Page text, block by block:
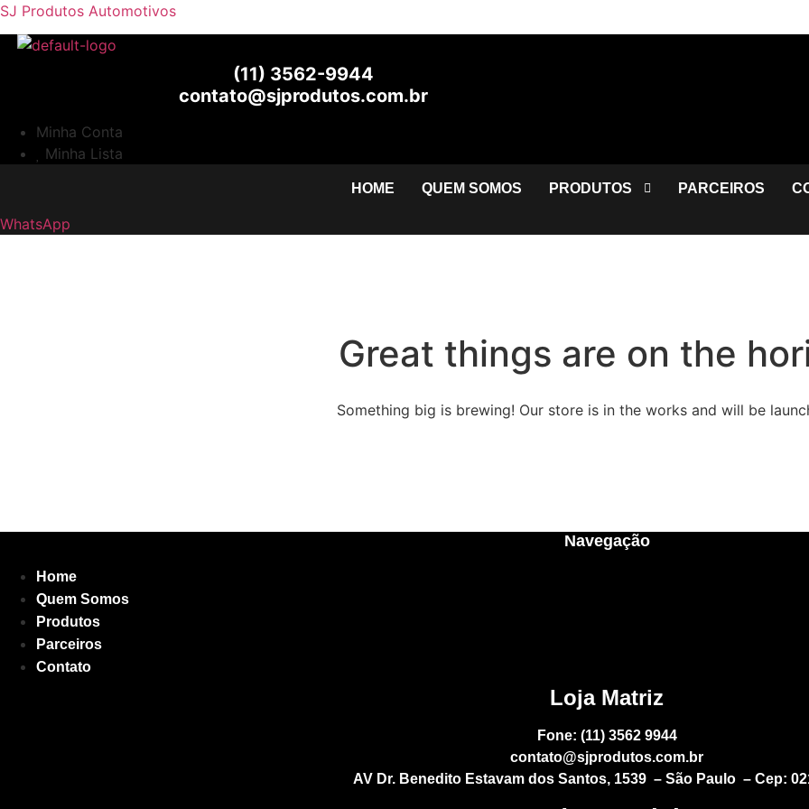
SJ Produtos Automotivos
(11) 3562-9944
contato@sjprodutos.com.br
Minha Conta
Minha Lista
HOME QUEM SOMOS PRODUTOS PARCEIROS
WhatsApp
Great things are on the
Something big is brewing! Our store is in the works and will be
Navegação
Home
Quem Somos
Produtos
Parceiros
Contato
Loja Matriz
Fone: (11) 3562 9944
contato@sjprodutos.com.br
AV Dr. Benedito Estavam dos Santos, 1539 – São Paulo – Cep: